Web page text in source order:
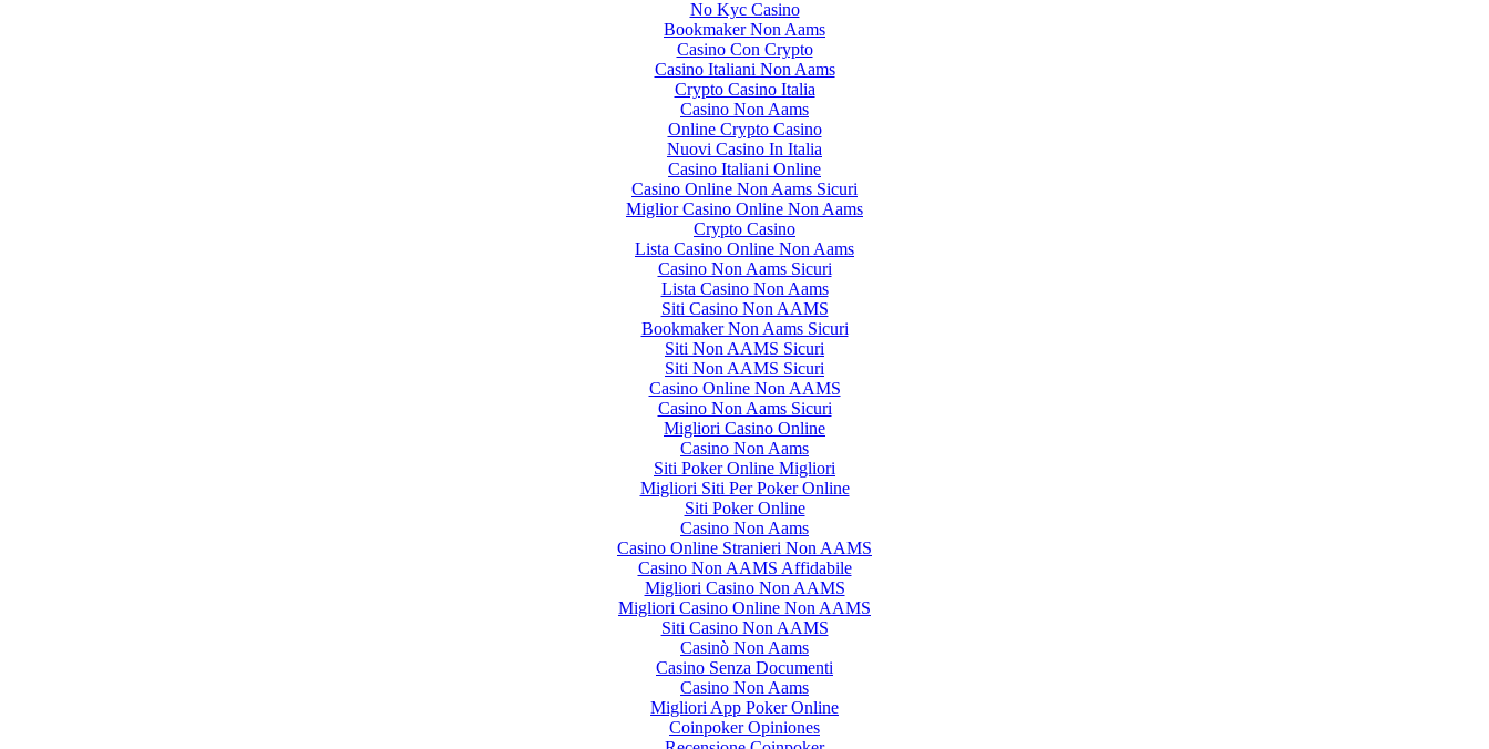
No Kyc Casino
Bookmaker Non Aams
Casino Con Crypto
Casino Italiani Non Aams
Crypto Casino Italia
Casino Non Aams
Online Crypto Casino
Nuovi Casino In Italia
Casino Italiani Online
Casino Online Non Aams Sicuri
Miglior Casino Online Non Aams
Crypto Casino
Lista Casino Online Non Aams
Casino Non Aams Sicuri
Lista Casino Non Aams
Siti Casino Non AAMS
Bookmaker Non Aams Sicuri
Siti Non AAMS Sicuri
Siti Non AAMS Sicuri
Casino Online Non AAMS
Casino Non Aams Sicuri
Migliori Casino Online
Casino Non Aams
Siti Poker Online Migliori
Migliori Siti Per Poker Online
Siti Poker Online
Casino Non Aams
Casino Online Stranieri Non AAMS
Casino Non AAMS Affidabile
Migliori Casino Non AAMS
Migliori Casino Online Non AAMS
Siti Casino Non AAMS
Casinò Non Aams
Casino Senza Documenti
Casino Non Aams
Migliori App Poker Online
Coinpoker Opiniones